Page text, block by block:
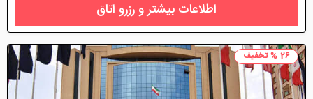
اطلاعات بیشتر و رزرو اتاق
26 % تخفیف